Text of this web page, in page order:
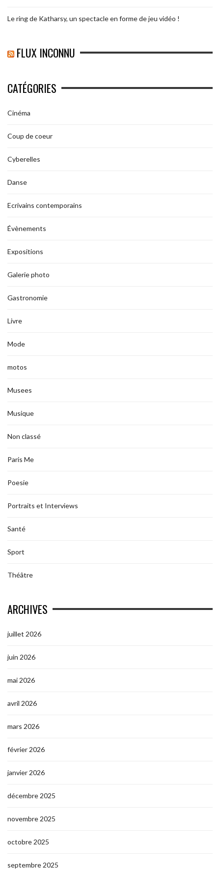
Le ring de Katharsy, un spectacle en forme de jeu vidéo !
FLUX INCONNU
CATÉGORIES
Cinéma
Coup de coeur
Cyberelles
Danse
Ecrivains contemporains
Évènements
Expositions
Galerie photo
Gastronomie
Livre
Mode
motos
Musees
Musique
Non classé
Paris Me
Poesie
Portraits et Interviews
Santé
Sport
Théâtre
ARCHIVES
juillet 2026
juin 2026
mai 2026
avril 2026
mars 2026
février 2026
janvier 2026
décembre 2025
novembre 2025
octobre 2025
septembre 2025